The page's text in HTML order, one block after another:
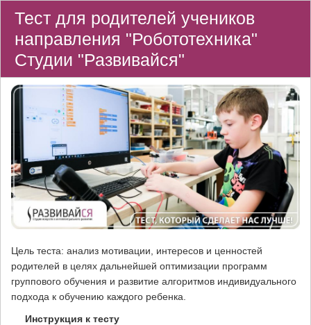
Тест для родителей учеников
направления "Робототехника"
Студии "Развивайся"
Цель теста: анализ мотивации, интересов и ценностей
родителей в целях дальнейшей оптимизации программ
группового обучения и развитие алгоритмов индивидуального
подхода к обучению каждого ребенка.
Инструкция к тесту